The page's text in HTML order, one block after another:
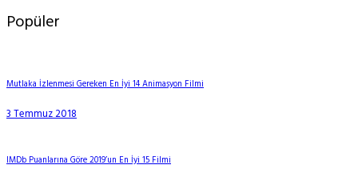
Popüler
Mutlaka İzlenmesi Gereken En İyi 14 Animasyon Filmi
3 Temmuz 2018
IMDb Puanlarına Göre 2019’un En İyi 15 Filmi